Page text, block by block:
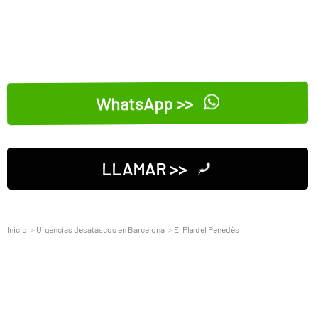
WhatsApp >>
LLAMAR >>
Inicio Urgencias desatascos en Barcelona El Pla del Penedès